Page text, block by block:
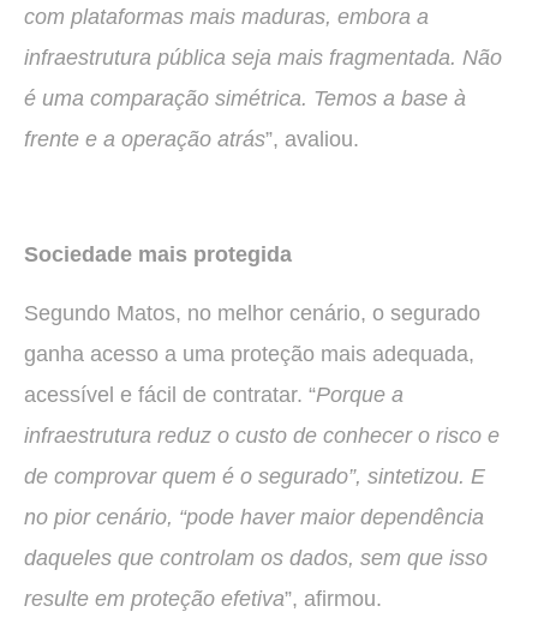
com plataformas mais maduras, embora a
infraestrutura pública seja mais fragmentada. Não
é uma comparação simétrica. Temos a base à
frente e a operação atrás”, avaliou.
Sociedade mais protegida
Segundo Matos, no melhor cenário, o segurado
ganha acesso a uma proteção mais adequada,
acessível e fácil de contratar. “Porque a
infraestrutura reduz o custo de conhecer o risco e
de comprovar quem é o segurado”, sintetizou. E
no pior cenário, “pode haver maior dependência
daqueles que controlam os dados, sem que isso
resulte em proteção efetiva”, afirmou.